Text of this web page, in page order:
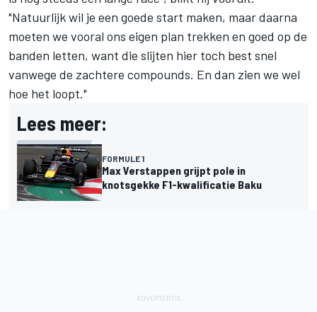
"Natuurlijk wil je een goede start maken, maar daarna
moeten we vooral ons eigen plan trekken en goed op de
banden letten, want die slijten hier toch best snel
vanwege de zachtere compounds. En dan zien we wel
hoe het loopt."
Lees meer:
FORMULE 1
Max Verstappen grijpt pole in
knotsgekke F1-kwalificatie Baku